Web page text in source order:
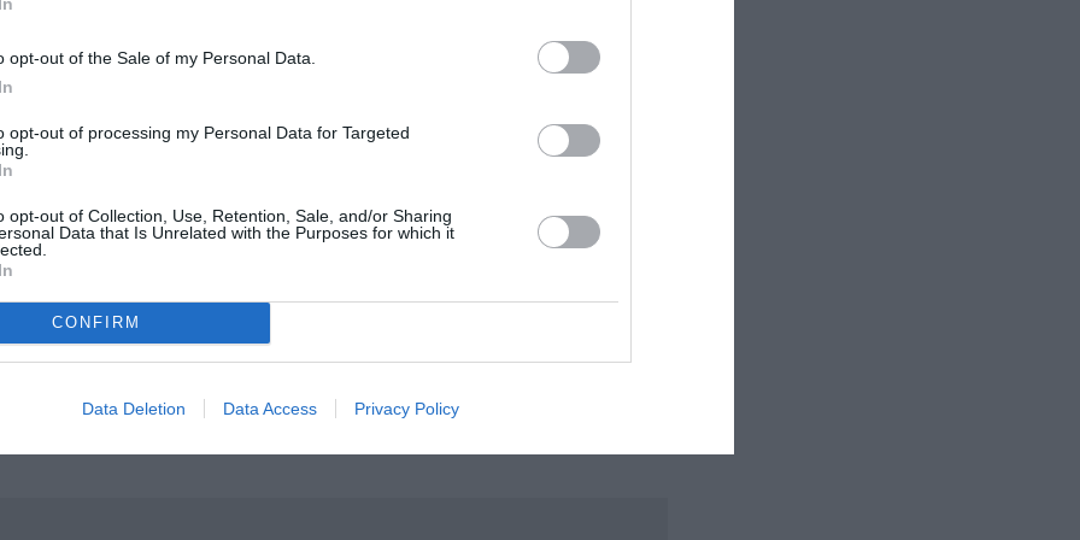
opt-out of the Sale of my Personal Data.
opt-out of processing my Personal Data for Targeted
opt-out of Collection, Use, Retention, Sale, and/or Sharing
Data that Is Unrelated with the Purposes for which it
CONFIRM
Data Deletion Data Access Privacy Policy
πρώτοι όλες τις ειδήσεις
στοCulturenow.gr
ΕΙΚΑΣΤΙΚΕΣ ΕΚΘΕΣΕΙΣ ΕΚΘΕΣΗ ΖΩΓΡΑΦΙΚΗΣ
ΖΩΓΡΑΦΙΚΗ